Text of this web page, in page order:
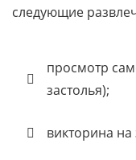
следующие
просмотр
застолья);
викторина